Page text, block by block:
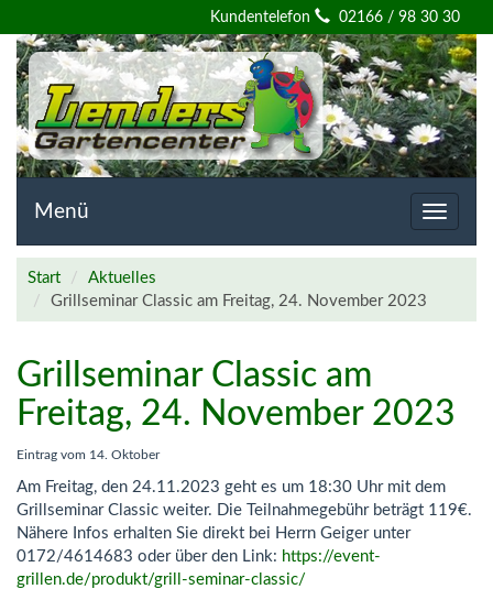
Willkommen
auf
der
Homepage
von
Lenders
Gartencenter
Kundentelefon 02166 / 98 30 30
Toggle
Menü
Start
Aktuelles
Grillseminar Classic am Freitag, 24. November 2023
Grillseminar Classic am
Freitag, 24. November 2023
Eintrag vom 14. Oktober
Am Freitag, den 24.11.2023 geht es um 18:30 Uhr mit dem
Grillseminar Classic weiter. Die Teilnahmegebühr beträgt 119€.
Nähere Infos erhalten Sie direkt bei Herrn Geiger unter
0172/4614683 oder über den Link: https://event-
grillen.de/produkt/grill-seminar-classic/